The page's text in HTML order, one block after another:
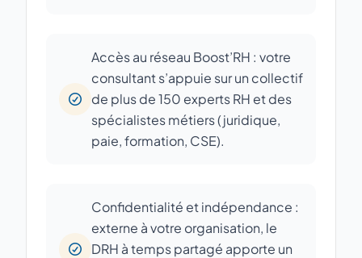
Accès au réseau Boost’RH : votre
consultant s’appuie sur un collectif
de plus de 150 experts RH et des
spécialistes métiers (juridique,
paie, formation, CSE).
Confidentialité et indépendance :
externe à votre organisation, le
DRH à temps partagé apporte un